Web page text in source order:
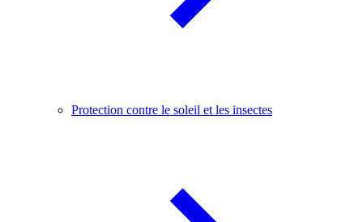
Protection contre le soleil et les insectes